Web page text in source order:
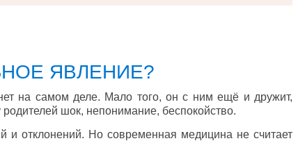
ЯВЛЕНИЕ?
на самом деле. Мало того, он с ним ещё и дружит,
родителей шок, непонимание, беспокойство.
и отклонений. Но современная медицина не считает